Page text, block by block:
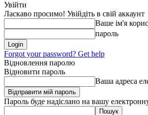
Увійти
Ласкаво просимо! Увійдіть в свій аккаунт
Ваше ім'я
пароль
Forgot your password? Get help
Відновлення паролю
Відновити пароль
Ваша адреса
Пароль буде надіслано на вашу